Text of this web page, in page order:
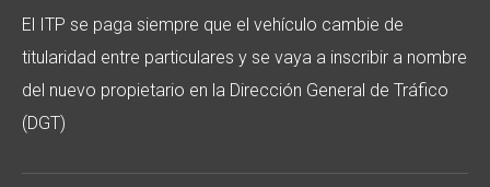
El ITP se paga siempre que el vehículo cambie de
titularidad entre particulares y se vaya a inscribir a nombre
del nuevo propietario en la Dirección General de Tráfico
(DGT)